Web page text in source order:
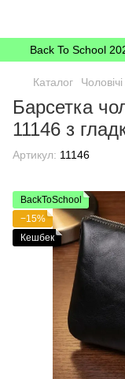
Back To School
Каталог
Барсетка
11146 з
Артикул: 11146
BackToSchool
−15%
Кешбек